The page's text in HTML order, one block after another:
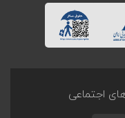
اجتماعی